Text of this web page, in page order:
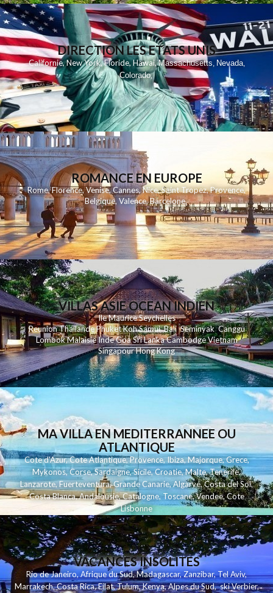
DIRECTION LES ETATS UNIS
Californie,New York,Floride,Hawai,Massachusetts, Nevada,
Colorado,
ROMANCE EN EUROPE
Rome,Florence,Venise,Cannes,Nice,Saint Tropez,Provence,
Belgique,Valence,Barcelone,
VILLAS ASIE OCEAN INDIEN
Ile MauriceSeychelles
ReunionThailandePhuketKohSamui Bali SeminyakCanggu
LombokMalaisieIndeGoaSri LankaCambodgeVietnam
SingapourHong Kong
MA VILLA EN MEDITERRANNEE OU
ATLANTIQUE
Cote d'Azur,Cote Atlantique,Provence,Ibiza,Majorque,Grece,
Mykonos,Corse,Sardaigne,Sicile,Croatie,Malte,Tenerife,
Lanzarote,Fuerteventura,Grande Canarie,Algarve,Costa del Sol,
Costa Blanca,Andalousie,Catalogne,Toscane,Vendee,Cote
Lisbonne
VACANCES INSOLITES
Rio de Janeiro,Afrique du Sud,Madagascar,Zanzibar,Tel Aviv,
Marrakech,Costa Rica,Eilat,Tulum,Kenya,Alpes du Sud,ski Verbier,